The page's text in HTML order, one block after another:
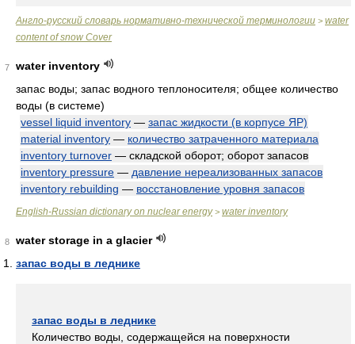
Англо-русский словарь нормативно-технической терминологии > water
content of snow Cover
7
water inventory
запас воды; запас водного теплоносителя; общее количество
воды (в системе)
vessel liquid inventory — запас жидкости (в корпусе ЯР)
material inventory — количество затраченного материала
inventory turnover — складской оборот; оборот запасов
inventory pressure — давление нереализованных запасов
inventory rebuilding — восстановление уровня запасов
English-Russian dictionary on nuclear energy> water inventory
8
water storage in a glacier
запас воды в леднике
запас воды в леднике
Количество воды, содержащейся на поверхности